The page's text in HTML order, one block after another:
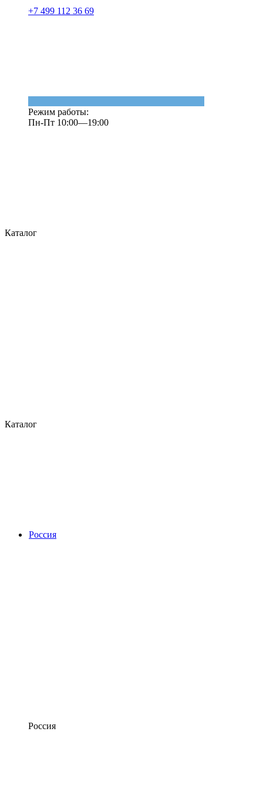
+7 499 112 36 69
Режим работы:
Пн-Пт 10:00—19:00
Каталог
Каталог
Россия
Россия